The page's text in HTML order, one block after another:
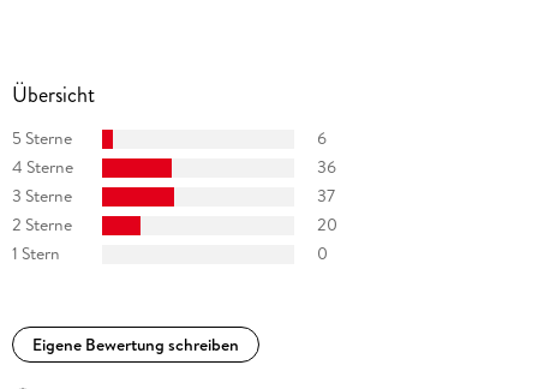
Übersicht
5 Sterne
6
4 Sterne
36
3 Sterne
37
2 Sterne
20
1 Stern
0
Eigene Bewertung schreiben